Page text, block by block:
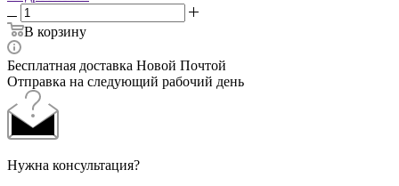
В корзину
Бесплатная доставка Новой Почтой
Отправка на следующий рабочий день
Нужна консультация?